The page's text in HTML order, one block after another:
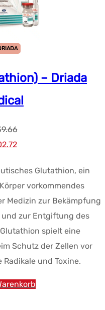
– Driada
Aktueller
$102.72.Glutathion, ein
vorkommendes
Medizin zur Bekämpfung
zur Entgiftung des
spielt eine
Schutz der Zellen vor
und Toxine.